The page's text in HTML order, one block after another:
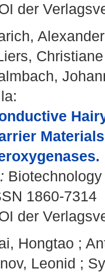
der
Alexander
Christiane
:
1860-7314
der
Hongtao ;
Leonid ;